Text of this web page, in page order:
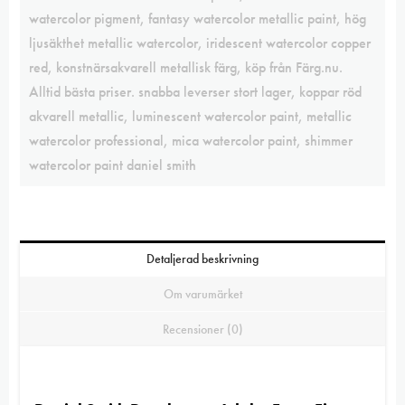
watercolor pigment, fantasy watercolor metallic paint, hög
ljusäkthet metallic watercolor, iridescent watercolor copper
red, konstnärsakvarell metallisk färg, köp från Färg.nu.
Alltid bästa priser. snabba leverser stort lager, koppar röd
akvarell metallic, luminescent watercolor paint, metallic
watercolor professional, mica watercolor paint, shimmer
watercolor paint daniel smith
Detaljerad beskrivning
Om varumärket
Recensioner (0)